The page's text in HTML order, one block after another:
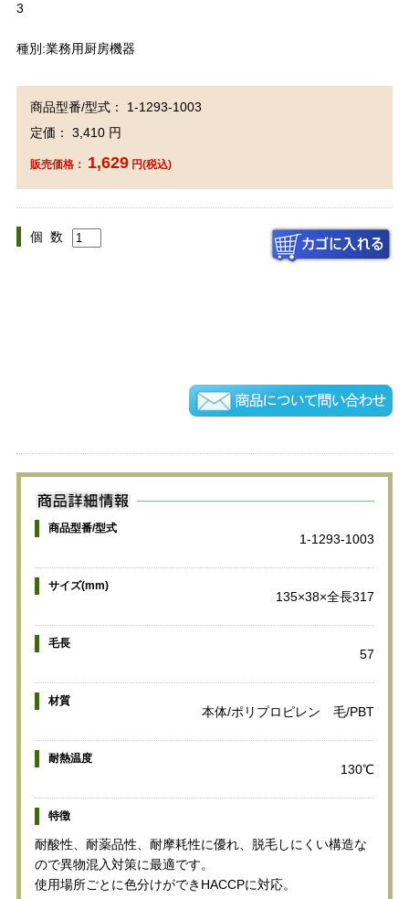
3
種別:業務用厨房機器
商品型番/型式： 1-1293-1003
定価： 3,410 円
販売価格： 1,629円(税込)
個 数
商品型番/型式
1-1293-1003
サイズ(mm)
135×38×全長317
毛長
57
材質
本体/ポリプロピレン 毛/PBT
耐熱温度
130℃
特徴
耐酸性、耐薬品性、耐摩耗性に優れ、脱毛しにくい構造な
ので異物混入対策に最適です。
使用場所ごとに色分けができHACCPに対応。